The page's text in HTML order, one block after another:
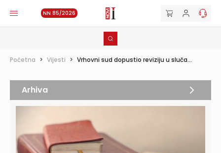
NN 85/2026
Početna > Vijesti > Vrhovni sud dopustio reviziju u sluča...
Arhiva